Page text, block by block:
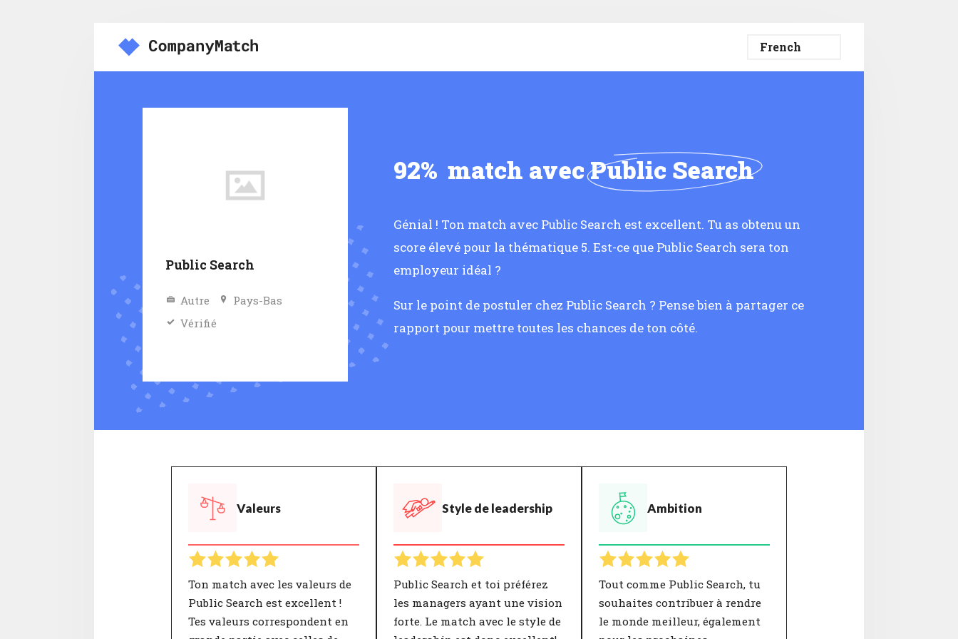
Public Search
Autre
Pays-Bas
Vérifié
92% match avecPublic Search
Génial ! Ton match avec Public Search est excellent. Tu as obtenu un
score élevé pour la thématique 5. Est-ce que Public Search sera ton
employeur idéal ?
Sur le point de postuler chez Public Search ? Pense bien à partager ce
rapport pour mettre toutes les chances de ton côté.
Valeurs
Ton match avec les valeurs de
Public Search est excellent !
Tes valeurs correspondent en
Style de leadership
Public Search et toi préférez
les managers ayant une vision
forte. Le match avec le style de
Ambition
Tout comme Public Search, tu
souhaites contribuer à rendre
le monde meilleur, également